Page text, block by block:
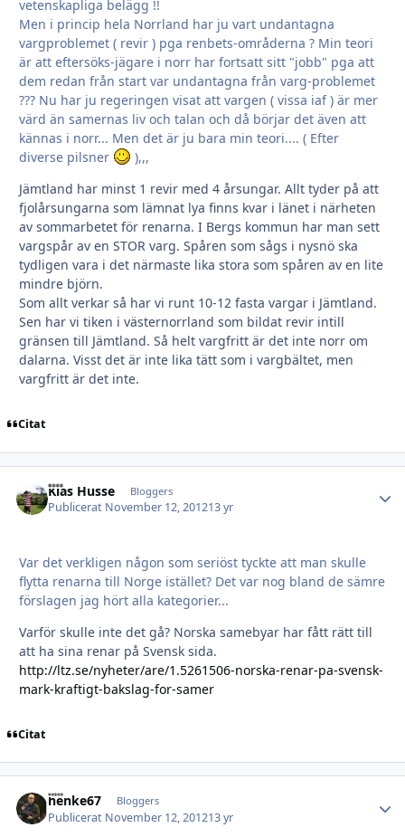
vetenskapliga belägg !!
Men i princip hela Norrland har ju vart undantagna
vargproblemet ( revir ) pga renbets-områderna ? Min teori
är att eftersöks-jägare i norr har fortsatt sitt "jobb" pga att
dem redan från start var undantagna från varg-problemet
??? Nu har ju regeringen visat att vargen ( vissa iaf ) är mer
värd än samernas liv och talan och då börjar det även att
kännas i norr... Men det är ju bara min teori.... ( Efter
diverse pilsner
),,,
Jämtland har minst 1 revir med 4 årsungar. Allt tyder på att
fjolårsungarna som lämnat lya finns kvar i länet i närheten
av sommarbetet för renarna. I Bergs kommun har man sett
vargspår av en STOR varg. Spåren som sågs i nysnö ska
tydligen vara i det närmaste lika stora som spåren av en lite
mindre björn.
Som allt verkar så har vi runt 10-12 fasta vargar i Jämtland.
Sen har vi tiken i västernorrland som bildat revir intill
gränsen till Jämtland. Så helt vargfritt är det inte norr om
dalarna. Visst det är inte lika tätt som i vargbältet, men
vargfritt är det inte.
Citat
Kias Husse Bloggers
Publicerat November 12, 201213 yr
Var det verkligen någon som seriöst tyckte att man skulle
flytta renarna till Norge istället? Det var nog bland de sämre
förslagen jag hört alla kategorier...
Varför skulle inte det gå? Norska samebyar har fått rätt till
att ha sina renar på Svensk sida.
http://ltz.se/nyheter/are/1.5261506-norska-renar-pa-svensk-
mark-kraftigt-bakslag-for-samer
Citat
henke67 Bloggers
Publicerat November 12, 201213 yr